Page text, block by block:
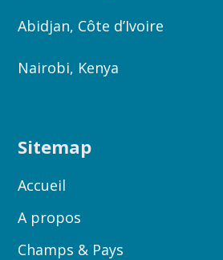
Abidjan, Côte d’Ivoire
Nairobi, Kenya
Sitemap
Accueil
A propos
Champs & Pays